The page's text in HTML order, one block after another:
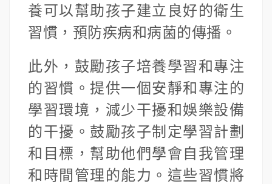
養可以幫助孩子建立良好的衛生
習慣，預防疾病和病菌的傳播。
此外，鼓勵孩子培養學習和專注
的習慣。提供一個安靜和專注的
學習環境，減少干擾和娛樂設備
的干擾。鼓勵孩子制定學習計劃
和目標，幫助他們學會自我管理
和時間管理的能力。這些習慣將